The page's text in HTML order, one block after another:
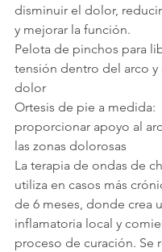
disminuir el dolor,
y mejorar la función.
Pelota de pinchos para
tensión dentro del arco y
dolor
Ortesis de pie a medida:
proporcionar apoyo al
las zonas dolorosas
La terapia de ondas de
utiliza en casos más
de 6 meses, donde crea
inflamatoria local y
proceso de curación. Se